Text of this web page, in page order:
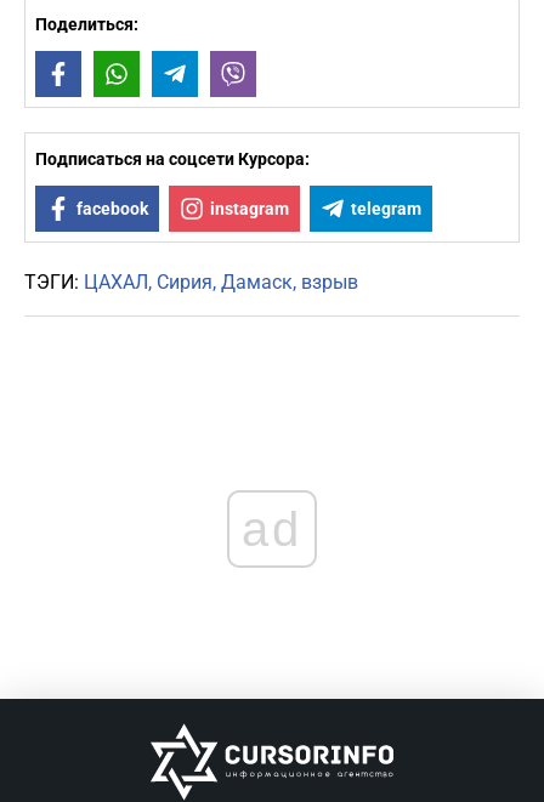
Поделиться:
FacebookWhatsAppTelegram
Подписаться на соцсети Курсора:
facebook instagram telegram
ТЭГИ: ЦАХАЛ Сирия Дамаск взрыв
ad